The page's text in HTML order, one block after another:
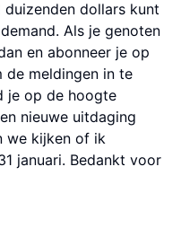
dollars kunt
Als je genoten
en abonneer je op
de meldingen in te
je op de hoogte
nieuwe uitdaging
we kijken of ik
januari. Bedankt voor